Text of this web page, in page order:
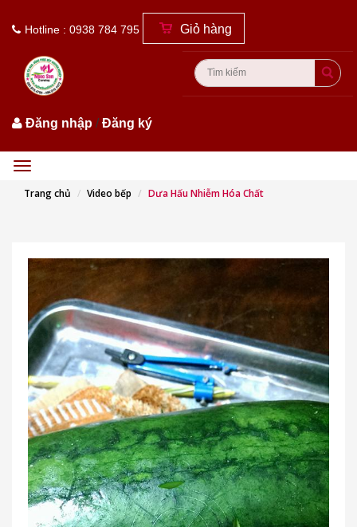
Hotline : 0938 784 795 Giỏ hàng
Đăng nhập /Đăng ký
Menu
Trang chủ Video bếp Dưa Hấu Nhiễm Hóa Chất